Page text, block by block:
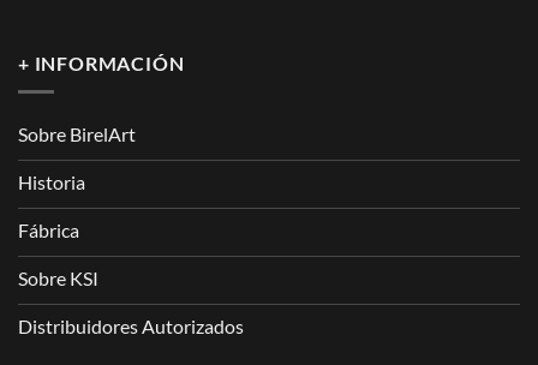
+ INFORMACIÓN
Sobre BirelArt
Historia
Fábrica
Sobre KSI
Distribuidores Autorizados